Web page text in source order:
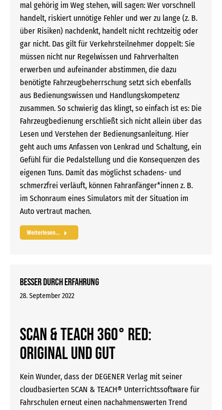
mal gehörig im Weg stehen, will sagen: Wer vorschnell
handelt, riskiert unnötige Fehler und wer zu lange (z. B.
über Risiken) nachdenkt, handelt nicht rechtzeitig oder
gar nicht. Das gilt für Verkehrsteilnehmer doppelt: Sie
müssen nicht nur Regelwissen und Fahrverhalten
erwerben und aufeinander abstimmen, die dazu
benötigte Fahrzeugbeherrschung setzt sich ebenfalls
aus Bedienungswissen und Handlungskompetenz
zusammen. So schwierig das klingt, so einfach ist es: Die
Fahrzeugbedienung erschließt sich nicht allein über das
Lesen und Verstehen der Bedienungsanleitung. Hier
geht auch ums Anfassen von Lenkrad und Schaltung, ein
Gefühl für die Pedalstellung und die Konsequenzen des
eigenen Tuns. Damit das möglichst schadens- und
schmerzfrei verläuft, können Fahranfänger*innen z. B.
im Schonraum eines Simulators mit der Situation im
Auto vertraut machen.
Weiterlesen...
Besser durch Erfahrung
28. September 2022
SCAN & TEACH 360° RED:
Original und gut
Kein Wunder, dass der DEGENER Verlag mit seiner
cloudbasierten SCAN & TEACH® Unterrichtssoftware für
Fahrschulen erneut einen nachahmenswerten Trend